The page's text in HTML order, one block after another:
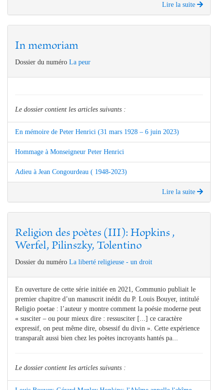
Lire la suite
In memoriam
Dossier du numéro La peur
Le dossier contient les articles suivants :
En mémoire de Peter Henrici (31 mars 1928 – 6 juin 2023)
Hommage à Monseigneur Peter Henrici
Adieu à Jean Congourdeau ( 1948-2023)
Lire la suite
Religion des poètes (III): Hopkins ,
Werfel, Pilinszky, Tolentino
Dossier du numéro La liberté religieuse - un droit
En ouverture de cette série initiée en 2021, Communio publiait le
premier chapitre d’un manuscrit inédit du P. Louis Bouyer, intitulé
Religio poetae : l’auteur y montre comment la poésie moderne peut
« susciter – ou pour mieux dire : ressusciter [...] ce caractère
expressif, on peut même dire, obsessif du divin ». Cette expérience
transparaît aussi bien chez les poètes incroyants hantés pa...
Le dossier contient les articles suivants :